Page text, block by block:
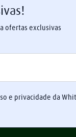
ofertas exclusivas
e privacidade da